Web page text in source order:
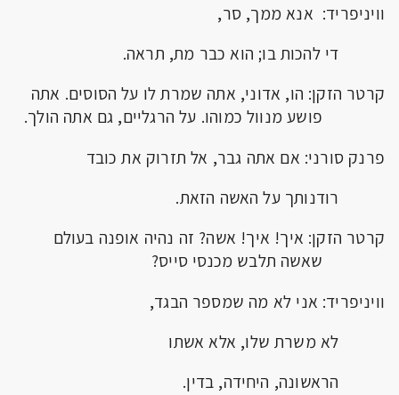
וויניפריד: אנא ממך, סר,
די להכות בו; הוא כבר מת, תראה.
קרטר הזקן: הו, אדוני, אתה שמרת לו על הסוסים. אתה
פושע מנוול כמוהו. על הרגליים, גם אתה הולך.
פרנק סורני: אם אתה גבר, אל תזרוק את כובד
רודנותך על האשה הזאת.
קרטר הזקן: איך! איך! אשה? זה נהיה אופנה בעולם
שאשה תלבש מכנסי סייס?
וויניפריד: אני לא מה שמספר הבגד,
לא משרת שלו, אלא אשתו
הראשונה, היחידה, בדין.